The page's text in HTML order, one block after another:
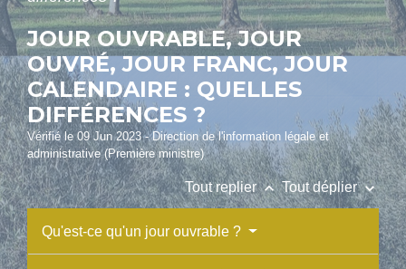
JOUR OUVRABLE, JOUR
OUVRÉ, JOUR FRANC, JOUR
CALENDAIRE : QUELLES
DIFFÉRENCES ?
Vérifié le 09 Jun 2023 - Direction de l'information légale et
administrative (Première ministre)
Tout replierkeyboard_arrow_up Tout déplierkeyboard_arrow_down
Qu'est-ce qu'un jour ouvrable ?